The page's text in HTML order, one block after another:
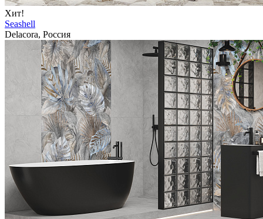
Хит!
Seashell
Delacora, Россия